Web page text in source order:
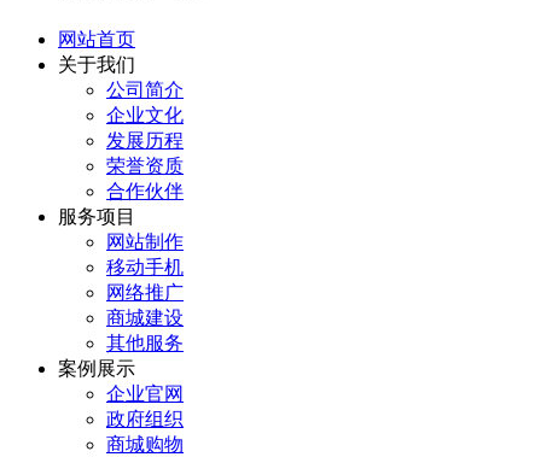
网站首页
关于我们
公司简介
企业文化
发展历程
荣誉资质
合作伙伴
服务项目
网站制作
移动手机
网络推广
商城建设
其他服务
案例展示
企业官网
政府组织
商城购物